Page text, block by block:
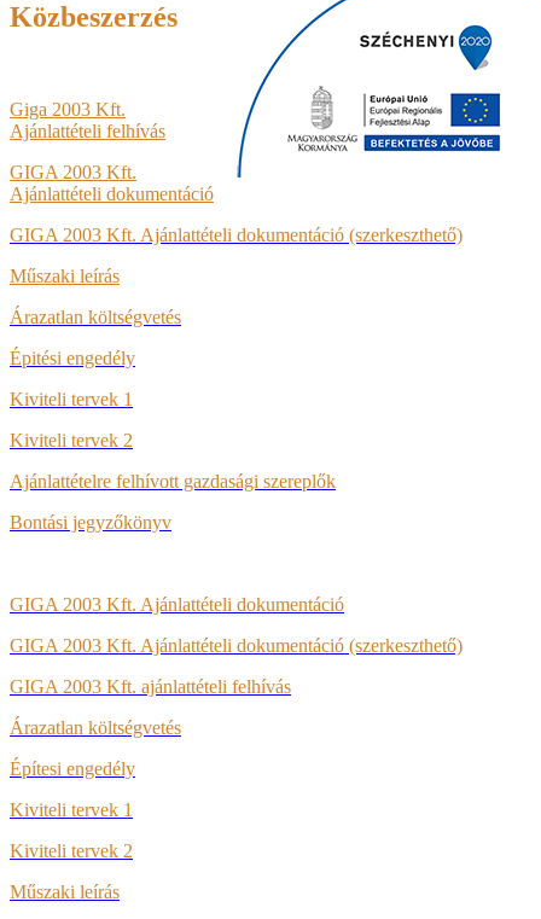
Közbeszerzés
Giga 2003 Kft.
Ajánlattételi felhívás
GIGA 2003 Kft.
Ajánlattételi dokumentáció
GIGA 2003 Kft. Ajánlattételi dokumentáció (szerkeszthető)
Műszaki leírás
Árazatlan költségvetés
Épitési engedély
Kiviteli tervek 1
Kiviteli tervek 2
Ajánlattételre felhívott gazdasági szereplők
Bontási jegyzőkönyv
GIGA 2003 Kft. Ajánlattételi dokumentáció
GIGA 2003 Kft. Ajánlattételi dokumentáció (szerkeszthető)
GIGA 2003 Kft. ajánlattételi felhívás
Árazatlan költségvetés
Építesi engedély
Kiviteli tervek 1
Kiviteli tervek 2
Műszaki leírás